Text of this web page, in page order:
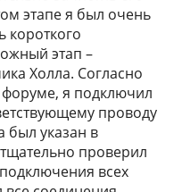
этапе я был очень
короткого
этап –
Холла. Согласно
я подключил
проводу
был указан в
проверил
всех